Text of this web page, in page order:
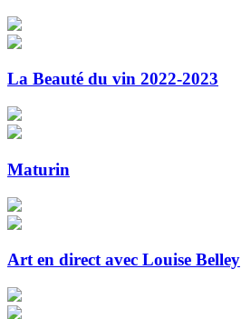
La Beauté du vin 2022-2023
Maturin
Art en direct avec Louise Belley